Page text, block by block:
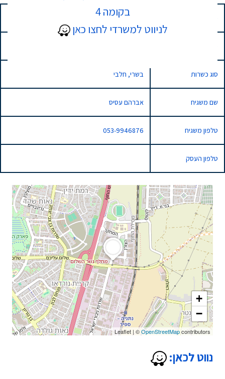
בקומה 4
לניווט למשרדי לחצו כאן
+
−
Leaflet | ©OpenStreetMapcontributors
נווט לכאן:
1 הגביש, נתניה, Israel
סוג כשרות בשרי, חלבי
שם משגיח אברהם עסיס
טלפון משגיח 053-9946876
טלפון העסק